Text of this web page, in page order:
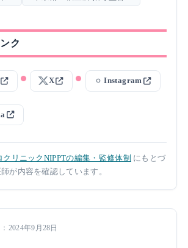
ク
X Instagram
クリニックNIPPTの編集・監修体制 にもとづ
が内容を確認しています。
2024年9月28日